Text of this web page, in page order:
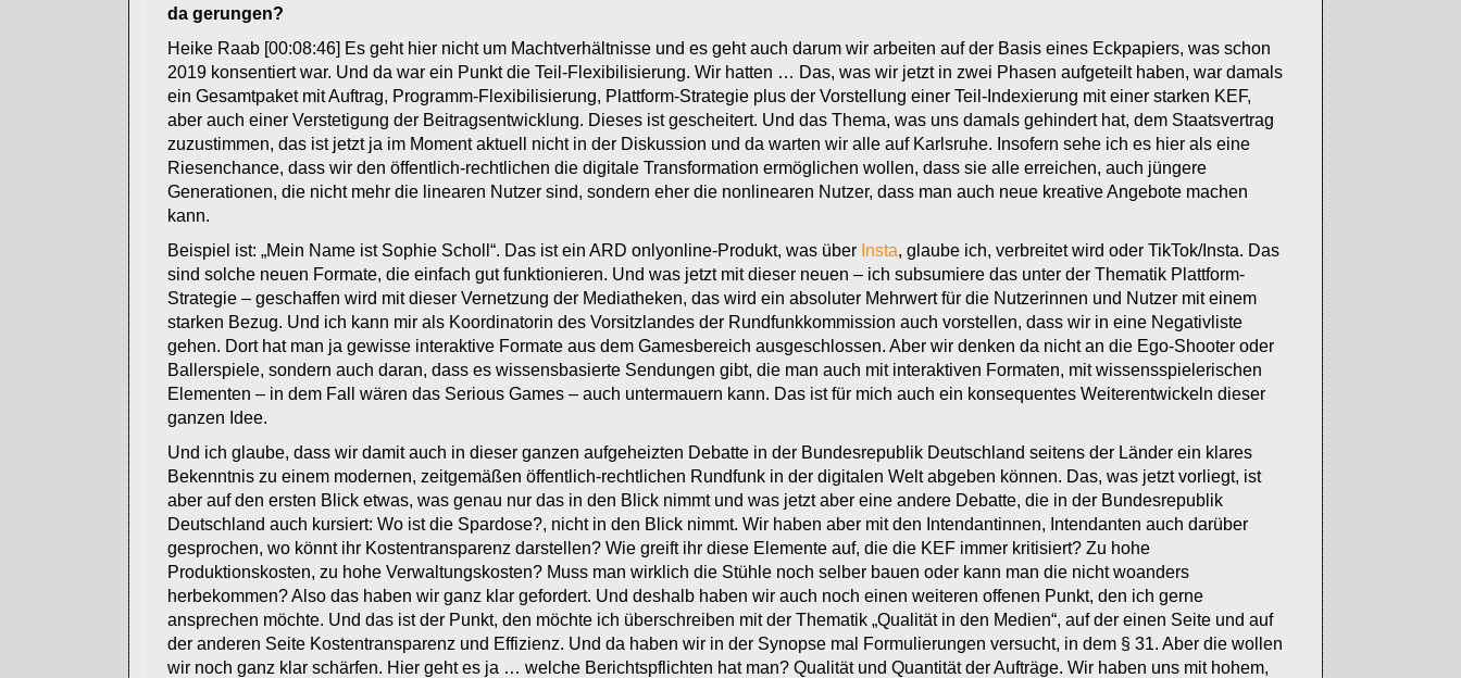
da gerungen?
Heike Raab [00:08:46] Es geht hier nicht um Machtverhältnisse und es geht auch darum wir arbeiten auf der Basis eines Eckpapiers, was schon
2019 konsentiert war. Und da war ein Punkt die Teil-Flexibilisierung. Wir hatten … Das, was wir jetzt in zwei Phasen aufgeteilt haben, war damals
ein Gesamtpaket mit Auftrag, Programm-Flexibilisierung, Plattform-Strategie plus der Vorstellung einer Teil-Indexierung mit einer starken KEF,
aber auch einer Verstetigung der Beitragsentwicklung. Dieses ist gescheitert. Und das Thema, was uns damals gehindert hat, dem Staatsvertrag
zuzustimmen, das ist jetzt ja im Moment aktuell nicht in der Diskussion und da warten wir alle auf Karlsruhe. Insofern sehe ich es hier als eine
Riesenchance, dass wir den öffentlich-rechtlichen die digitale Transformation ermöglichen wollen, dass sie alle erreichen, auch jüngere
Generationen, die nicht mehr die linearen Nutzer sind, sondern eher die nonlinearen Nutzer, dass man auch neue kreative Angebote machen
kann.
Beispiel ist: „Mein Name ist Sophie Scholl“. Das ist ein ARD onlyonline-Produkt, was über Insta, glaube ich, verbreitet wird oder TikTok/Insta. Das
sind solche neuen Formate, die einfach gut funktionieren. Und was jetzt mit dieser neuen – ich subsumiere das unter der Thematik Plattform-
Strategie – geschaffen wird mit dieser Vernetzung der Mediatheken, das wird ein absoluter Mehrwert für die Nutzerinnen und Nutzer mit einem
starken Bezug. Und ich kann mir als Koordinatorin des Vorsitzlandes der Rundfunkkommission auch vorstellen, dass wir in eine Negativliste
gehen. Dort hat man ja gewisse interaktive Formate aus dem Gamesbereich ausgeschlossen. Aber wir denken da nicht an die Ego-Shooter oder
Ballerspiele, sondern auch daran, dass es wissensbasierte Sendungen gibt, die man auch mit interaktiven Formaten, mit wissensspielerischen
Elementen – in dem Fall wären das Serious Games – auch untermauern kann. Das ist für mich auch ein konsequentes Weiterentwickeln dieser
ganzen Idee.
Und ich glaube, dass wir damit auch in dieser ganzen aufgeheizten Debatte in der Bundesrepublik Deutschland seitens der Länder ein klares
Bekenntnis zu einem modernen, zeitgemäßen öffentlich-rechtlichen Rundfunk in der digitalen Welt abgeben können. Das, was jetzt vorliegt, ist
aber auf den ersten Blick etwas, was genau nur das in den Blick nimmt und was jetzt aber eine andere Debatte, die in der Bundesrepublik
Deutschland auch kursiert: Wo ist die Spardose?, nicht in den Blick nimmt. Wir haben aber mit den Intendantinnen, Intendanten auch darüber
gesprochen, wo könnt ihr Kostentransparenz darstellen? Wie greift ihr diese Elemente auf, die die KEF immer kritisiert? Zu hohe
Produktionskosten, zu hohe Verwaltungskosten? Muss man wirklich die Stühle noch selber bauen oder kann man die nicht woanders
herbekommen? Also das haben wir ganz klar gefordert. Und deshalb haben wir auch noch einen weiteren offenen Punkt, den ich gerne
ansprechen möchte. Und das ist der Punkt, den möchte ich überschreiben mit der Thematik „Qualität in den Medien“, auf der einen Seite und auf
der anderen Seite Kostentransparenz und Effizienz. Und da haben wir in der Synopse mal Formulierungen versucht, in dem § 31. Aber die wollen
wir noch ganz klar schärfen. Hier geht es ja … welche Berichtspflichten hat man? Qualität und Quantität der Aufträge. Wir haben uns mit hohem,